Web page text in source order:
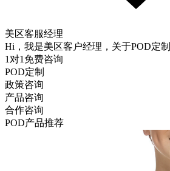
美区客服经理
Hi，我是美区客户经理，关于POD定
1对1免费咨询
POD定制
政策咨询
产品咨询
合作咨询
POD产品推荐